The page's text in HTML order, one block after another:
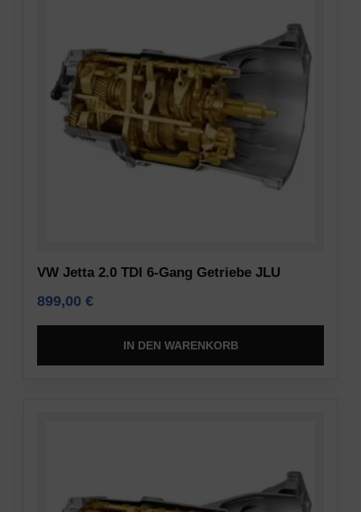
VW Jetta 2.0 TDI 6-Gang Getriebe JLU
899,00 €
IN DEN WARENKORB